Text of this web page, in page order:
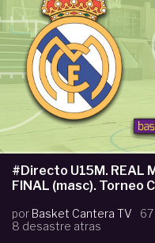
#Directo U15M. REAL
FINAL (masc). Torneo
por Basket Cantera TV
8 desastre atras